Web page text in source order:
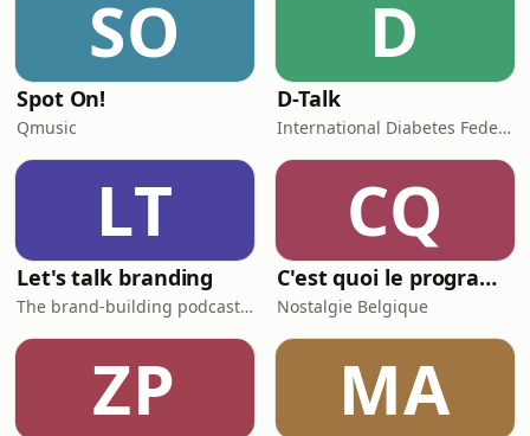
SO
Spot On!
Qmusic
D
D-Talk
International Diabetes Federation
LT
Let's talk branding
The brand-building podcast by Stef Hamerlinck
CQ
C'est quoi le programme au cinéma ?
Nostalgie Belgique
ZP MA